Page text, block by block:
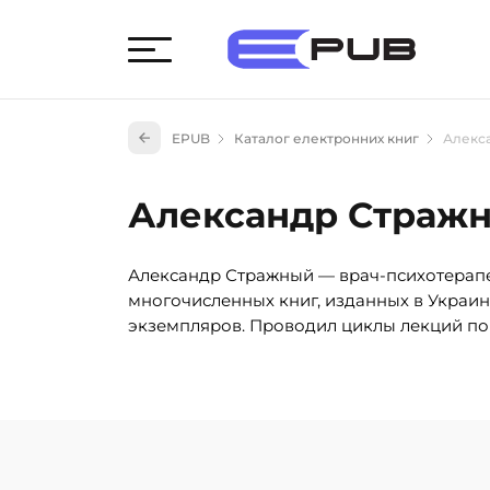
(527)
EPUB Каталог електронних книг
Александр
Александр Стражный — врач-
многочисленных книг, изданных в
экземпляров. Проводил циклы лекций по